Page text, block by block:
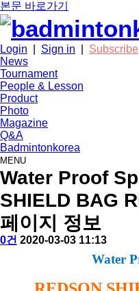
본문 바로가기
Login Sign in
Subscribe
News
Tournament
People & Lesson
Product
Photo
Magazine
Q&A
Badmintonkorea
MENU
product
Water Proof
SHIELD BAG
페이지 정보
작
배
댓
0건 작
2020-03-03 11:13
Water